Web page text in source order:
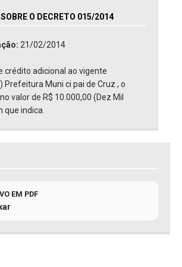
SOBRE O DECRETO 015/2014
21/02/2014
crédito adicional ao vigente
Prefeitura Muni ci pai de Cruz , o
valor de R$ 10.000,00 (Dez Mil
que indica.
EM PDF